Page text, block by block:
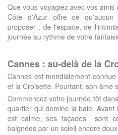
Que vous voyagiez avec vos
Côte d'Azur offre ce
proposer : de l'espace, de
journée au rythme de votre
Cannes : au-delà de la
Cannes est mondialement
et la Croisette. Pourtant, son âme
Commencez votre journée tôt
quartier qui domine la baie. Avant
est calme, ses façades sont
baignées par un soleil encore